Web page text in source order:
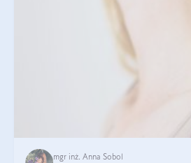
mgr inż. Anna Sobol